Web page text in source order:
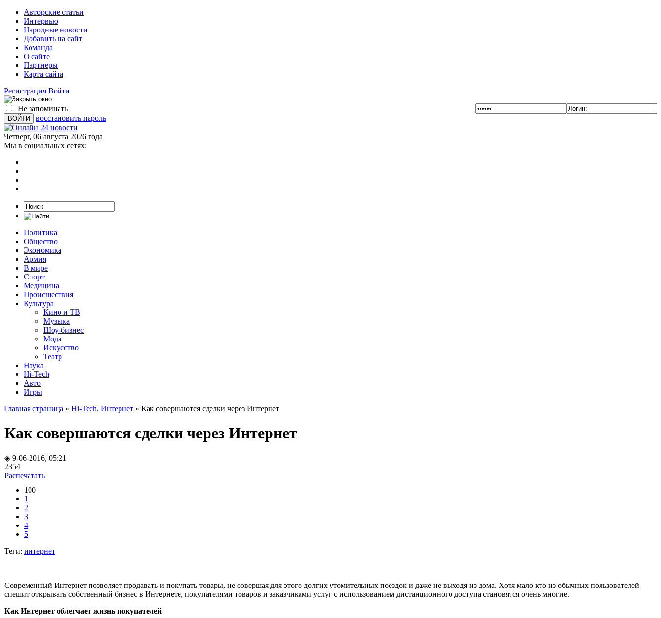
Авторские статьи
Интервью
Народные новости
Добавить на сайт
Команда
О сайте
Партнеры
Карта сайта
Регистрация Войти
Не запоминать
восстановить пароль
Четверг, 06 августа 2026 года
Мы в социальных сетях:
Политика
Общество
Экономика
Армия
В мире
Спорт
Медицина
Происшествия
Культура
Кино и ТВ
Музыка
Шоу-бизнес
Мода
Искусство
Театр
Наука
Hi-Tech
Авто
Игры
Главная страница » Hi-Tech. Интернет » Как совершаются сделки через Интернет
Как совершаются сделки через Интернет
◈ 9-06-2016, 05:21
2354
Распечатать
100
1
2
3
4
5
Теги: интернет
Современный Интернет позволяет продавать и покупать товары, не совершая для этого долгих утомительных поездок и даже не выходя из дома. Хотя мало кто из обычных пользователей
спешит открывать собственный бизнес в Интернете, покупателями товаров и заказчиками услуг с использованием дистанционного доступа становятся очень многие.
Как Интернет облегчает жизнь покупателей